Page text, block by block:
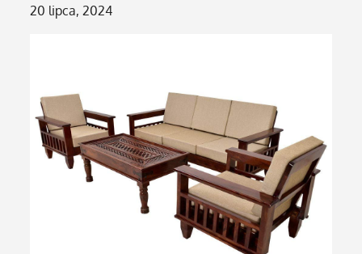
Posted
20 lipca, 2024